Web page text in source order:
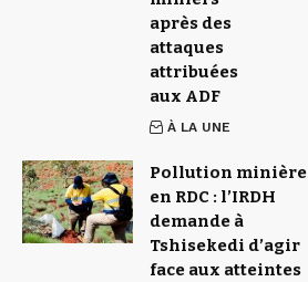
après des
attaques
attribuées
aux ADF
À LA UNE
Pollution minière
en RDC : l’IRDH
demande à
Tshisekedi d’agir
face aux atteintes